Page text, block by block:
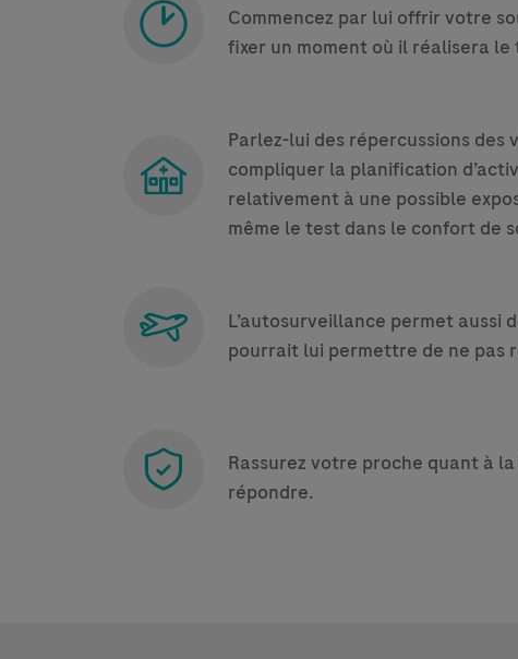
Commencez par lui offrir votre
fixer un moment où il réalisera le
Parlez-lui des répercussions des
compliquer la planification
relativement à une possible
même le test dans le confort de
L’autosurveillance permet aussi
pourrait lui permettre de ne pas
Rassurez votre proche quant à
répondre.